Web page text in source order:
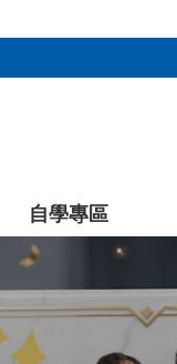
自學專區